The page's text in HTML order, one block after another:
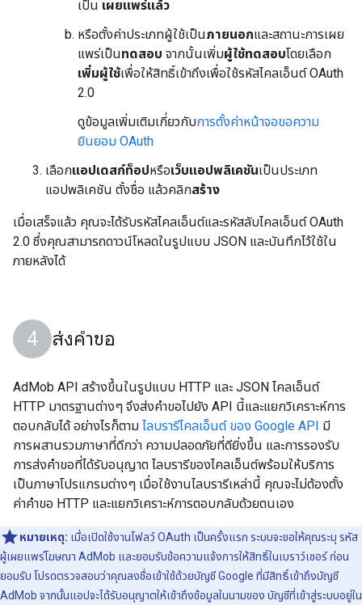
เป็น เผยแพร่แล้ว
หรือตั้งค่าประเภทผู้ใช้เป็นภายนอกและสถานะการเผย
แพร่เป็นทดสอบ จากนั้นเพิ่มผู้ใช้ทดสอบโดยเลือก
เพิ่มผู้ใช้เพื่อให้สิทธิ์เข้าถึงเพื่อใช้รหัสไคลเอ็นต์ OAuth
2.0
ดูข้อมูลเพิ่มเติมเกี่ยวกับการตั้งค่าหน้าจอขอความ
ยินยอม OAuth
เลือกแอปเดสก์ท็อปหรือเว็บแอปพลิเคชันเป็นประเภท
แอปพลิเคชัน ตั้งชื่อ แล้วคลิกสร้าง
เมื่อเสร็จแล้ว คุณจะได้รับรหัสไคลเอ็นต์และรหัสลับไคลเอ็นต์ OAuth
2.0 ซึ่งคุณสามารถดาวน์โหลดในรูปแบบ JSON และบันทึกไว้ใช้ใน
ภายหลังได้
ส่งคำขอ
AdMob API สร้างขึ้นในรูปแบบ HTTP และ JSON ไคลเอ็นต์
HTTP มาตรฐานต่างๆ จึงส่งคำขอไปยัง API นี้และแยกวิเคราะห์การ
ตอบกลับได้ อย่างไรก็ตาม ไลบรารีไคลเอ็นต์ ของ Google API มี
การผสานรวมภาษาที่ดีกว่า ความปลอดภัยที่ดียิ่งขึ้น และการรองรับ
การส่งคำขอที่ได้รับอนุญาต ไลบรารีของไคลเอ็นต์พร้อมให้บริการ
เป็นภาษาโปรแกรมต่างๆ เมื่อใช้งานไลบรารีเหล่านี้ คุณจะไม่ต้องตั้ง
ค่าคำขอ HTTP และแยกวิเคราะห์การตอบกลับด้วยตนเอง
หมายเหตุ: เมื่อเปิดใช้งานโฟลว์ OAuth เป็นครั้งแรก ระบบจะขอให้คุณระบุ รหัส
ผู้เผยแพร่โฆษณา AdMob และยอมรับข้อความแจ้งการให้สิทธิ์ในเบราว์เซอร์ ก่อน
ยอมรับ โปรดตรวจสอบว่าคุณลงชื่อเข้าใช้ด้วยบัญชี Google ที่มีสิทธิ์เข้าถึงบัญชี
AdMob จากนั้นแอปจะได้รับอนุญาตให้เข้าถึงข้อมูลในนามของ บัญชีที่เข้าสู่ระบบอยู่ใน